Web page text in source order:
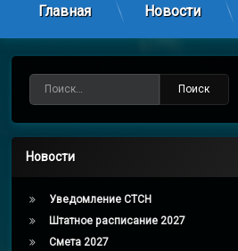
Перейти
содержимому
Главная Новости
Новости
Уведомление СТСН
Штатное расписание 2027
Смета 2027